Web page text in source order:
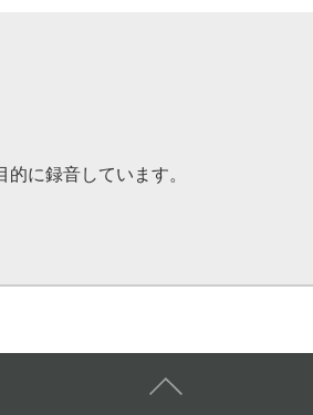
に録音しています。